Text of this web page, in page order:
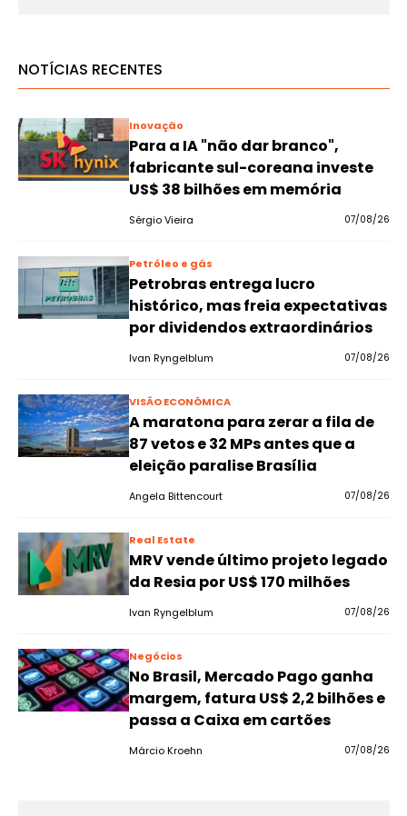
NOTÍCIAS RECENTES
Inovação
Para a IA "não dar branco",
fabricante sul-coreana investe
US$ 38 bilhões em memória
Sérgio Vieira 07/08/26
Petróleo e gás
Petrobras entrega lucro
histórico, mas freia expectativas
por dividendos extraordinários
Ivan Ryngelblum 07/08/26
VISÃO ECONÔMICA
A maratona para zerar a fila de
87 vetos e 32 MPs antes que a
eleição paralise Brasília
Angela Bittencourt 07/08/26
Real Estate
MRV vende último projeto legado
da Resia por US$ 170 milhões
Ivan Ryngelblum 07/08/26
Negócios
No Brasil, Mercado Pago ganha
margem, fatura US$ 2,2 bilhões e
passa a Caixa em cartões
Márcio Kroehn 07/08/26